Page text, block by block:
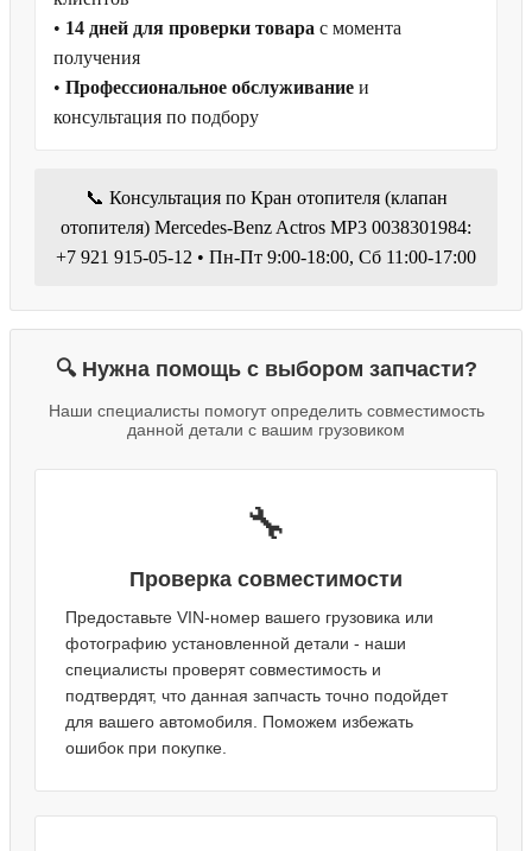
• 14 дней для проверки товара с момента
получения
• Профессиональное обслуживание и
консультация по подбору
📞 Консультация по Кран отопителя (клапан
отопителя) Mercedes-Benz Actros MP3 0038301984:
+7 921 915-05-12 • Пн-Пт 9:00-18:00, Сб 11:00-17:00
🔍 Нужна помощь с выбором запчасти?
Наши специалисты помогут определить совместимость
данной детали с вашим грузовиком
🔧
Проверка совместимости
Предоставьте VIN-номер вашего грузовика или
фотографию установленной детали - наши
специалисты проверят совместимость и
подтвердят, что данная запчасть точно подойдет
для вашего автомобиля. Поможем избежать
ошибок при покупке.